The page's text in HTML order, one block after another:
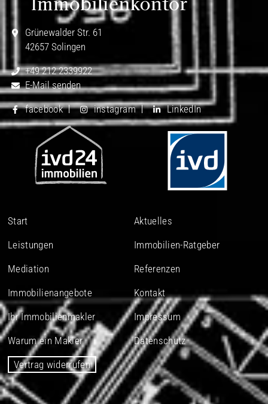
Grünewalder Str. 61
42657 Solingen
+49 212 2339922
E-Mail senden
facebook
instagram LinkedIn
Start
Aktuelles
Leistungen
Immobilien-Ratgeber
Mediation
Referenzen
Immobilienangebote
Kontakt
Ihr Immobilienmakler
Impressum
Warum ein Makler
Datenschutz
Vertrag widerrufen